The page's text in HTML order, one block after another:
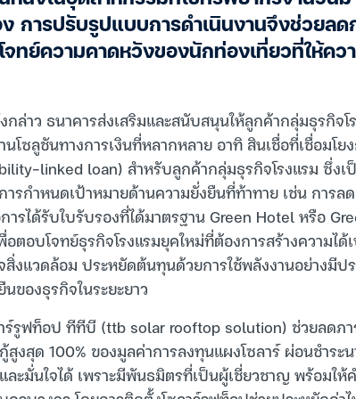
การปรับรูปแบบการดำเนินงานจึงช่วยลด
จทย์ความคาดหวังของนักท่องเที่ยวที่ให้ค
กล่าว ธนาคารส่งเสริมและสนับสนุนให้ลูกค้ากลุ่มธุรกิจ
โซลูชันทางการเงินที่หลากหลาย อาทิ สินเชื่อที่เชื่อมโ
linked loan) สำหรับลูกค้ากลุ่มธุรกิจโรงแรม ซึ่งเป็
รกำหนดเป้าหมายด้านความยั่งยืนที่ท้าทาย เช่น การล
ารได้รับใบรับรองที่ได้มาตรฐาน Green Hotel หรือ
อตอบโจทย์ธุรกิจโรงแรมยุคใหม่ที่ต้องการสร้างความได้
สิ่งแวดล้อม ประหยัดต้นทุนด้วยการใช้พลังงานอย่างมีป
ของธุรกิจในระยะยาว
ร์รูฟท็อป ทีทีบี (ttb solar rooftop solution) ช่วยลดภ
กู้สูงสุด 100% ของมูลค่าการลงทุนแผงโซลาร์ ผ่อนชำร
ะมั่นใจได้ เพราะมีพันธมิตรที่เป็นผู้เชี่ยวชาญ พร้อมให้